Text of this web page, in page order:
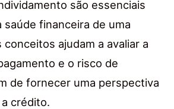
são essenciais
saúde financeira de uma
conceitos ajudam a avaliar a
e o risco de
de fornecer uma perspectiva
crédito.